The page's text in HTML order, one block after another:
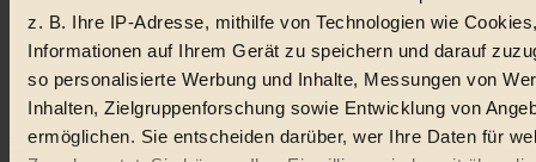
z. B. Ihre IP-Adresse, mithilfe von Technologien wie
Informationen auf Ihrem Gerät zu speichern und darauf
so personalisierte Werbung und Inhalte, Messungen von
Inhalten, Zielgruppenforschung sowie Entwicklung von
ermöglichen. Sie entscheiden darüber, wer Ihre Daten für
Natur